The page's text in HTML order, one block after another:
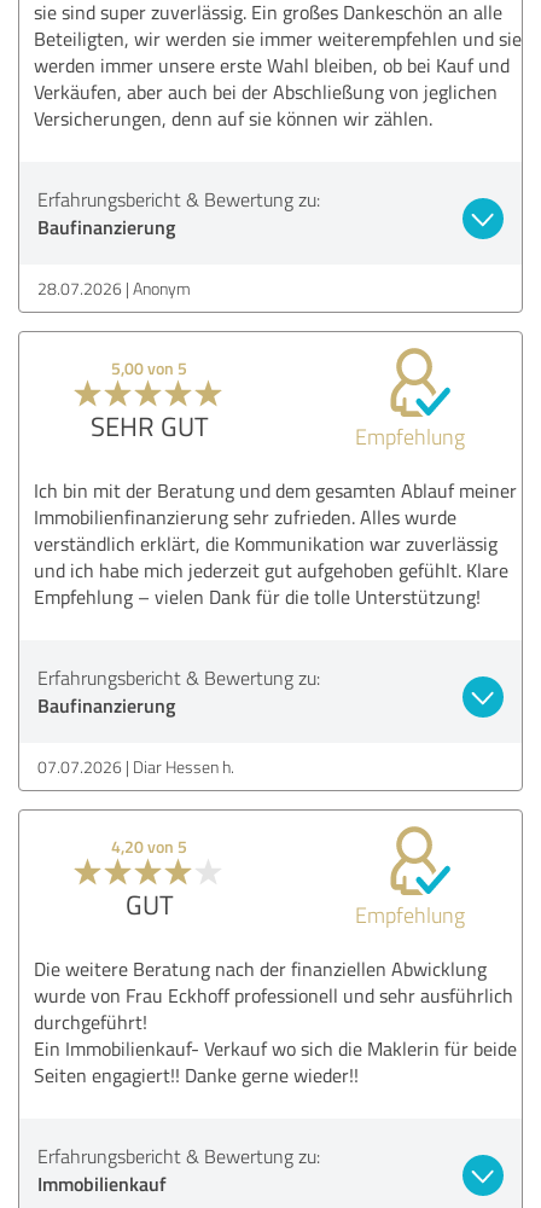
sie sind super zuverlässig. Ein großes Dankeschön an alle
Beteiligten, wir werden sie immer weiterempfehlen und sie
werden immer unsere erste Wahl bleiben, ob bei Kauf und
Verkäufen, aber auch bei der Abschließung von jeglichen
Versicherungen, denn auf sie können wir zählen.
Erfahrungsbericht & Bewertung zu:
Baufinanzierung
28.07.2026 Anonym
5,00 von 5
SEHR GUT Empfehlung
Ich bin mit der Beratung und dem gesamten Ablauf meiner
Immobilienfinanzierung sehr zufrieden. Alles wurde
verständlich erklärt, die Kommunikation war zuverlässig
und ich habe mich jederzeit gut aufgehoben gefühlt. Klare
Empfehlung – vielen Dank für die tolle Unterstützung!
Erfahrungsbericht & Bewertung zu:
Baufinanzierung
07.07.2026 Diar Hessen h.
4,20 von 5
GUT Empfehlung
Die weitere Beratung nach der finanziellen Abwicklung
wurde von Frau Eckhoff professionell und sehr ausführlich
durchgeführt!
Ein Immobilienkauf- Verkauf wo sich die Maklerin für beide
Seiten engagiert!! Danke gerne wieder!!
Erfahrungsbericht & Bewertung zu:
Immobilienkauf